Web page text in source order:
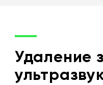
Удаление